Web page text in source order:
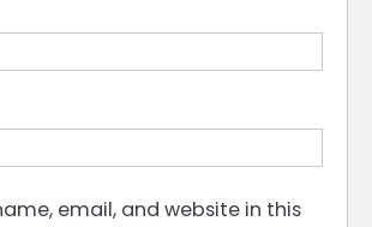
email, and website in this